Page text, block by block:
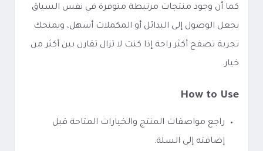
كما أن وجود منتجات مرتبطة متوفرة في نفس السياق
يجعل الوصول إلى البدائل أو المكملات أسهل، ويمنحك
تجربة تصفح أكثر راحة إذا كنت لا تزال تقارن بين أكثر من
خيار.
How to Use
راجع مواصفات المنتج والخيارات المتاحة قبل
إضافته إلى السلة.